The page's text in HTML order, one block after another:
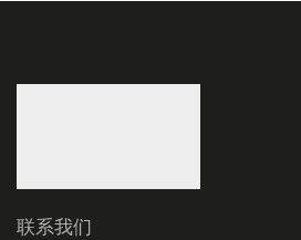
联系我们